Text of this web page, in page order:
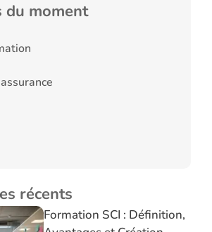
du moment
récents
Formation SCI : Définition,